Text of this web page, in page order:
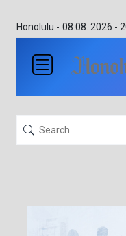
Honolulu - 08.08. 2026 -